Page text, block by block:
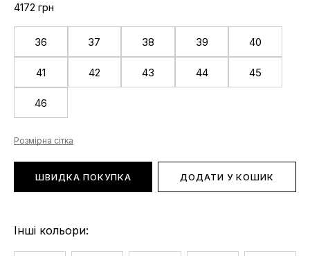
4172 грн
36 37 38 39 40
41 42 43 44 45
46
Розмірна сітка
ШВИДКА ПОКУПКА ДОДАТИ У КОШИК
Інші кольори: